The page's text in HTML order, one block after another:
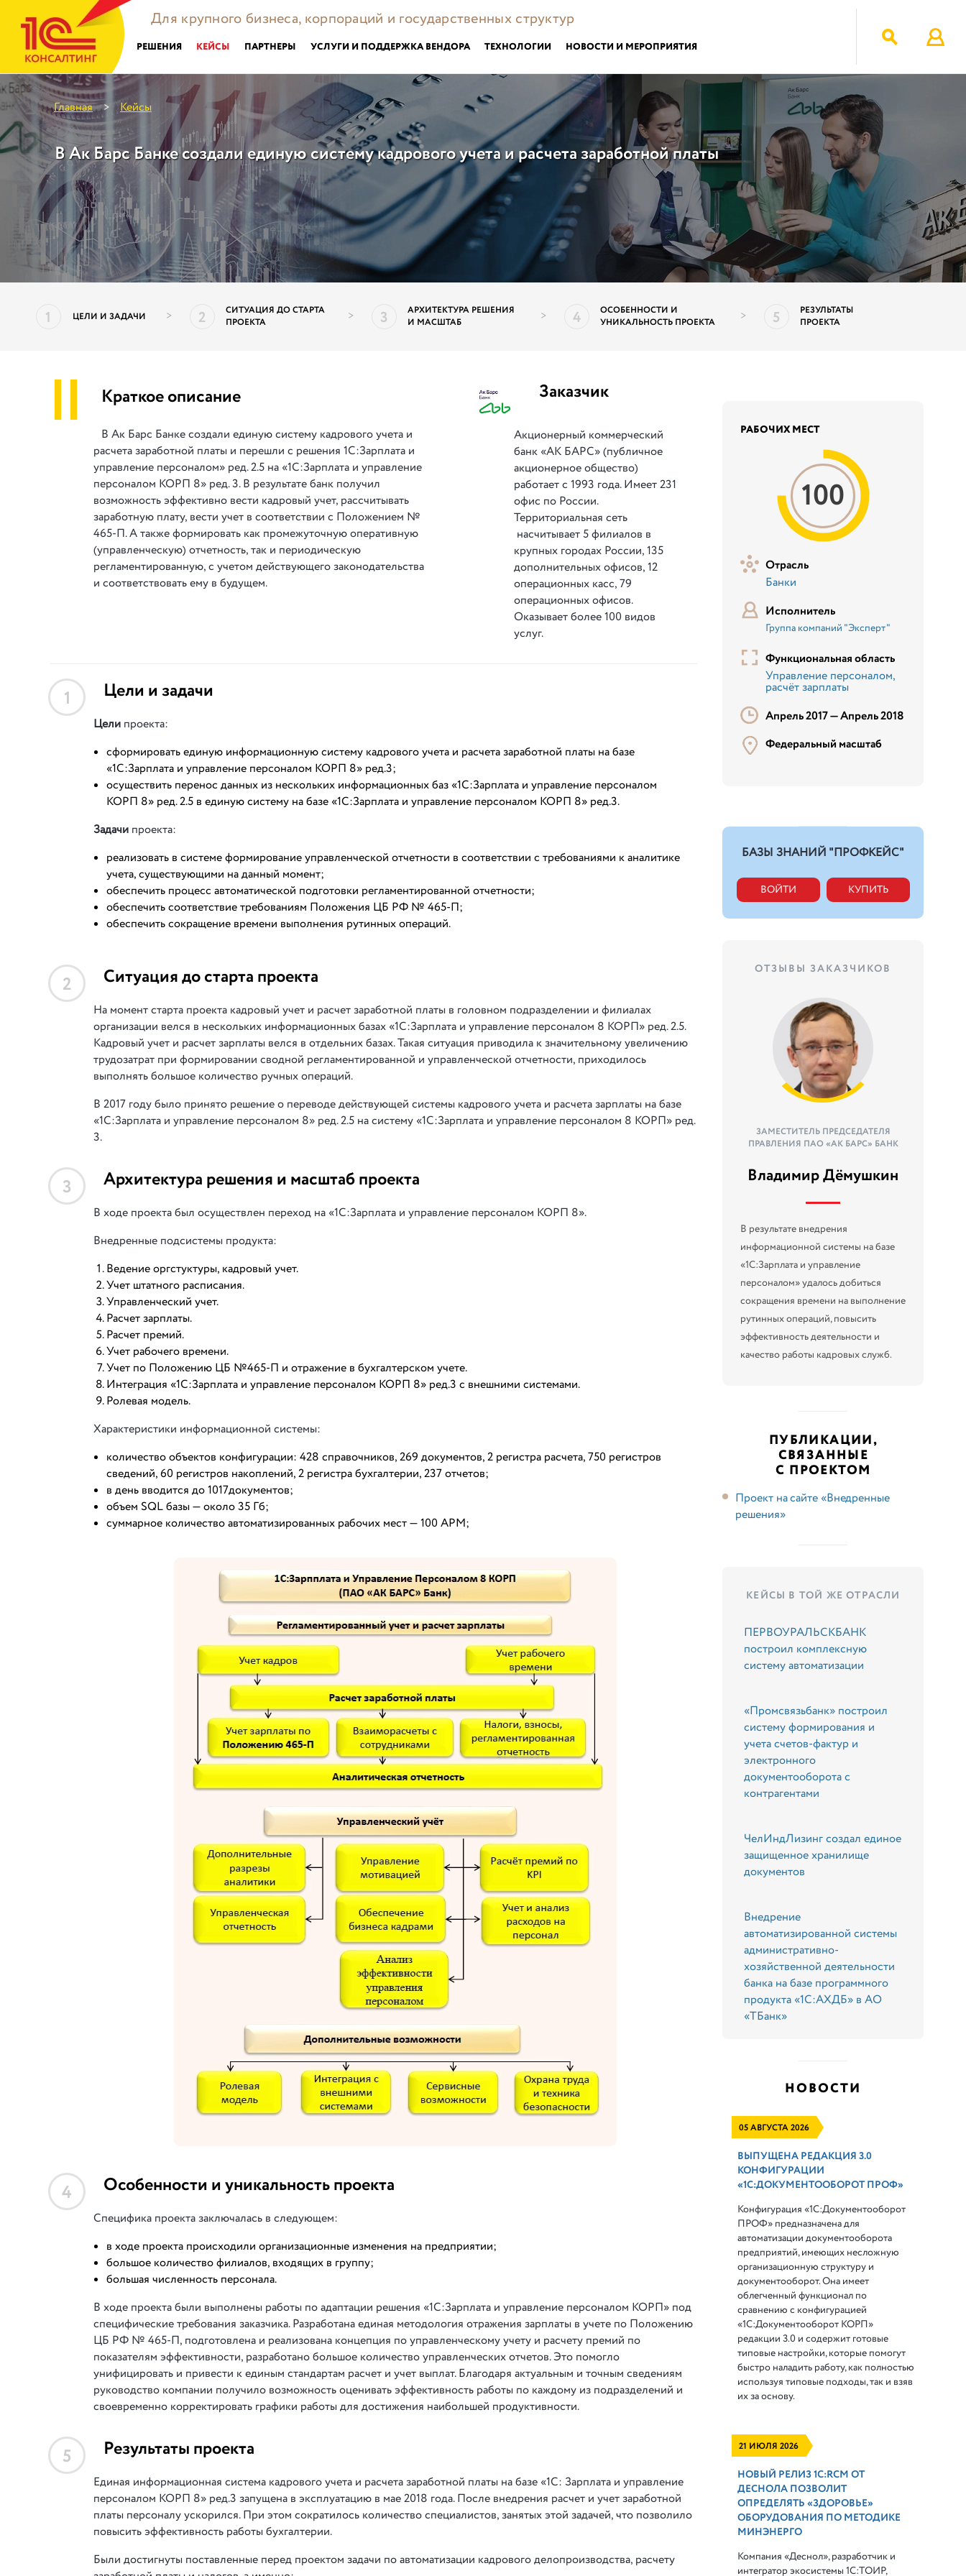
Для крупного бизнеса, корпораций и государственных структур
РЕШЕНИЯ КЕЙСЫ ПАРТНЕРЫ УСЛУГИ И ПОДДЕРЖКА ВЕНДОРА ТЕХНОЛОГИИ НОВОСТИ И МЕРОПРИЯТИЯ
Главная > Кейсы
В Ак Барс Банке создали единую систему кадрового учета и расчета заработной платы
1 ЦЕЛИ И ЗАДАЧИ > 2
СИТУАЦИЯ ДО СТАРТА
ПРОЕКТА
> 3
АРХИТЕКТУРА РЕШЕНИЯ
И МАСШТАБ
> 4
ОСОБЕННОСТИ И
УНИКАЛЬНОСТЬ ПРОЕКТА
> 5
РЕЗУЛЬТАТЫ
ПРОЕКТА
|| Краткое описание
В Ак Барс Банке создали единую систему кадрового учета и
расчета заработной платы и перешли с решения 1С:Зарплата и
управление персоналом» ред. 2.5 на «1С:Зарплата и управление
персоналом КОРП 8» ред. 3. В результате банк получил
возможность эффективно вести кадровый учет, рассчитывать
заработную плату, вести учет в соответствии с Положением №
465-П. А также формировать как промежуточную оперативную
(управленческую) отчетность, так и периодическую
регламентированную, с учетом действующего законодательства
и соответствовать ему в будущем.
Заказчик
Акционерный коммерческий
банк «АК БАРС» (публичное
акционерное общество)
работает с 1993 года. Имеет 231
офис по России.
Территориальная сеть
насчитывает 5 филиалов в
крупных городах России, 135
дополнительных офисов, 12
операционных касс, 79
операционных офисов.
Оказывает более 100 видов
услуг.
1 Цели и задачи
Цели проекта:
сформировать единую информационную систему кадрового учета и расчета заработной платы на базе
«1С:Зарплата и управление персоналом КОРП 8» ред.3;
осуществить перенос данных из нескольких информационных баз «1С:Зарплата и управление персоналом
КОРП 8» ред. 2.5 в единую систему на базе «1С:Зарплата и управление персоналом КОРП 8» ред.3.
Задачи проекта:
реализовать в системе формирование управленческой отчетности в соответствии с требованиями к аналитике
учета, существующими на данный момент;
обеспечить процесс автоматической подготовки регламентированной отчетности;
обеспечить соответствие требованиям Положения ЦБ РФ № 465-П;
обеспечить сокращение времени выполнения рутинных операций.
2 Ситуация до старта проекта
На момент старта проекта кадровый учет и расчет заработной платы в головном подразделении и филиалах
организации велся в нескольких информационных базах «1С:Зарплата и управление персоналом 8 КОРП» ред. 2.5.
Кадровый учет и расчет зарплаты велся в отдельних базах. Такая ситуация приводила к значительному увеличению
трудозатрат при формировании сводной регламентированной и управленческой отчетности, приходилось
выполнять большое количество ручных операций.
В 2017 году было принято решение о переводе действующей системы кадрового учета и расчета зарплаты на базе
«1С:Зарплата и управление персоналом 8» ред. 2.5 на систему «1С:Зарплата и управление персоналом 8 КОРП» ред.
3.
3 Архитектура решения и масштаб проекта
В ходе проекта был осуществлен переход на «1С:Зарплата и управление персоналом КОРП 8».
Внедренные подсистемы продукта:
Ведение оргстуктуры, кадровый учет.
Учет штатного расписания.
Управленческий учет.
Расчет зарплаты.
Расчет премий.
Учет рабочего времени.
Учет по Положению ЦБ №465-П и отражение в бухгалтерском учете.
Интеграция «1С:Зарплата и управление персоналом КОРП 8» ред.3 с внешними системами.
Ролевая модель.
Характеристики информационной системы:
количество объектов конфигурации: 428 справочников, 269 документов, 2 регистра расчета, 750 регистров
сведений, 60 регистров накоплений, 2 регистра бухгалтерии, 237 отчетов;
в день вводится до 1017документов;
объем SQL базы — около 35 Гб;
суммарное количество автоматизированных рабочих мест — 100 АРМ;
4 Особенности и уникальность проекта
Специфика проекта заключалась в следующем:
в ходе проекта происходили организационные изменения на предприятии;
большое количество филиалов, входящих в группу;
большая численность персонала.
В ходе проекта были выполнены работы по адаптации решения «1С:Зарплата и управление персоналом КОРП» под
специфические требования заказчика. Разработана единая методология отражения зарплаты в учете по Положению
ЦБ РФ № 465-П, подготовлена и реализована концепция по управленческому учету и расчету премий по
показателям эффективности, разработано большое количество управленческих отчетов. Это помогло
унифицировать и привести к единым стандартам расчет и учет выплат. Благодаря актуальным и точным сведениям
руководство компании получило возможность оценивать эффективность работы по каждому из подразделений и
своевременно корректировать графики работы для достижения наибольшей продуктивности.
5 Результаты проекта
Единая информационная система кадрового учета и расчета заработной платы на базе «1С: Зарплата и управление
персоналом КОРП 8» ред.3 запущена в эксплуатацию в мае 2018 года. После внедрения расчет и учет заработной
платы персоналу ускорился. При этом сократилось количество специалистов, занятых этой задачей, что позволило
повысить эффективность работы бухгалтерии.
Были достигнуты поставленные перед проектом задачи по автоматизации кадрового делопроизводства, расчету
РАБОЧИХ МЕСТ
100
Отрасль
Банки
Исполнитель
Группа компаний "Эксперт"
Функциональная область
Управление персоналом,
расчёт зарплаты
Апрель 2017 —Апрель 2018
Федеральный масштаб
БАЗЫ ЗНАНИЙ "ПРОФКЕЙС"
ВОЙТИ КУПИТЬ
ОТЗЫВЫ ЗАКАЗЧИКОВ
ЗАМЕСТИТЕЛЬ ПРЕДСЕДАТЕЛЯ
ПРАВЛЕНИЯ ПАО «АК БАРС» БАНК
Владимир Дёмушкин
В результате внедрения
информационной системы на базе
«1С:Зарплата и управление
персоналом» удалось добиться
сокращения времени на выполнение
рутинных операций, повысить
эффективность деятельности и
качество работы кадровых служб.
ПУБЛИКАЦИИ,
СВЯЗАННЫЕ
С ПРОЕКТОМ
Проект на сайте «Внедренные
решения»
КЕЙСЫ В ТОЙ ЖЕ ОТРАСЛИ
ПЕРВОУРАЛЬСКБАНК
построил комплексную
систему автоматизации
«Промсвязьбанк» построил
систему формирования и
учета счетов-фактур и
электронного
документооборота с
контрагентами
ЧелИндЛизинг создал единое
защищенное хранилище
документов
Внедрение
автоматизированной системы
административно-
хозяйственной деятельности
банка на базе программного
продукта «1С:АХДБ» в АО
«ТБанк»
НОВОСТИ
05 АВГУСТА 2026
ВЫПУЩЕНА РЕДАКЦИЯ 3.0
КОНФИГУРАЦИИ
«1С:ДОКУМЕНТООБОРОТ ПРОФ»
Конфигурация «1С:Документооборот
ПРОФ» предназначена для
автоматизации документооборота
предприятий, имеющих несложную
организационную структуру и
документооборот. Она имеет
облегченный функционал по
сравнению с конфигурацией
«1С:Документооборот КОРП»
редакции 3.0 и содержит готовые
типовые настройки, которые помогут
быстро наладить работу, как полностью
используя типовые подходы, так и взяв
их за основу.
21 ИЮЛЯ 2026
НОВЫЙ РЕЛИЗ 1С:RCM ОТ
ДЕСНОЛА ПОЗВОЛИТ
ОПРЕДЕЛЯТЬ «ЗДОРОВЬЕ»
ОБОРУДОВАНИЯ ПО МЕТОДИКЕ
МИНЭНЕРГО
Компания «Деснол», разработчик и
интегратор экосистемы 1С:ТОИР,